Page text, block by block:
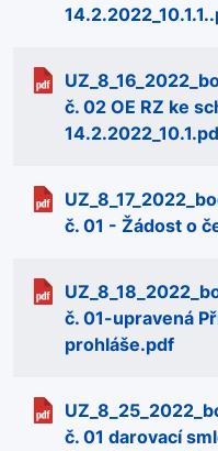
č. 02 OE RZ ke
č. 01 - Žádost o
č. 01-upravená
prohláše.pdf
č. 01 darovací